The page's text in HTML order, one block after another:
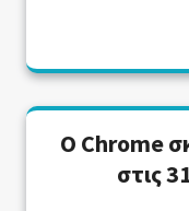
Ο Chrome
στις